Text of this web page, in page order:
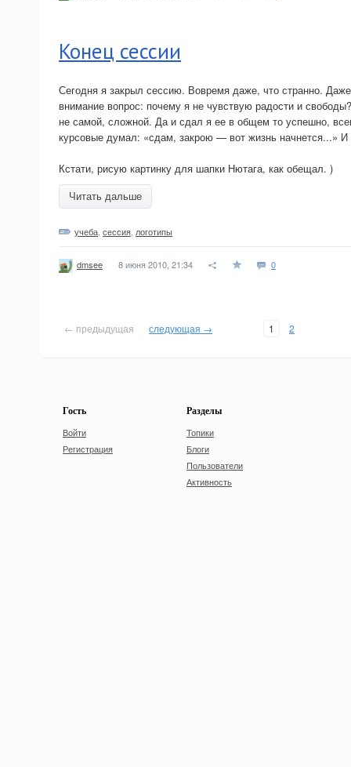
Конец сессии
Сегодня я закрыл сессию. Вовремя даже, что странно. Даже
внимание вопрос: почему я не чувствую радости и
не самой, сложной. Да и сдал я ее в общем то успешно,
курсовые думал: «сдам, закрою — вот жизнь начнется...» И
Кстати, рисую картинку для шапки Нютага, как обещал. )
Читать дальше
учеба сессия логотипы
dmsee 8 июня 2010, 21:34 0
← предыдущая следующая → 1 2
Гость
Войти
Регистрация
Разделы
Топики
Блоги
Пользователи
Активность